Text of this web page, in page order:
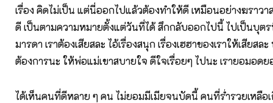
เรื่อง คิดไม่เป็น แต่นี่ออกไปแล้วต้องทำให้ดี เหมือนอย่างฆราว
ดี เป็นตามความหมายตั้งแต่วันที่ได้ สึกกลับออกไปนี้ ไปเป็นบุต
มารดา เราต้องเสียสละ ไอ้เรื่องสนุก เรื่องเฮฮาของเราให้เสียสล
ต้องการนะ ให้พ่อแม่เขาสบายใจ ดีใจเรื่อยๆ ไปนะ เรายอมอด
ได้เห็นคนที่ดีหลาย ๆ คน ไม่ยอมมีเมียจนบัดนี้ คนที่ร่ำรวยเหลือ